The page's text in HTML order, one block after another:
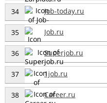
34 Job-today.ru
35 Job.ru
36 Superjob.ru
37 1job.ru
38 Career.ru